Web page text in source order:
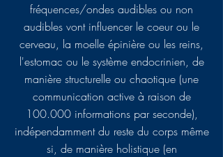
fréquences/ondes audibles ou non
audibles vont influencer le coeur ou le
cerveau, la moelle épinière ou les reins,
l'estomac ou le système endocrinien, de
manière structurelle ou chaotique (une
communication active à raison de
100.000 informations par seconde),
indépendamment du reste du corps même
si, de manière holistique (en